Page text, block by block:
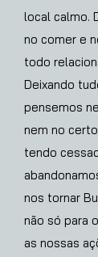
local calmo.
no comer e
todo
Deixando
pensemos
nem no
tendo
nos tornar
não só para
as nossas